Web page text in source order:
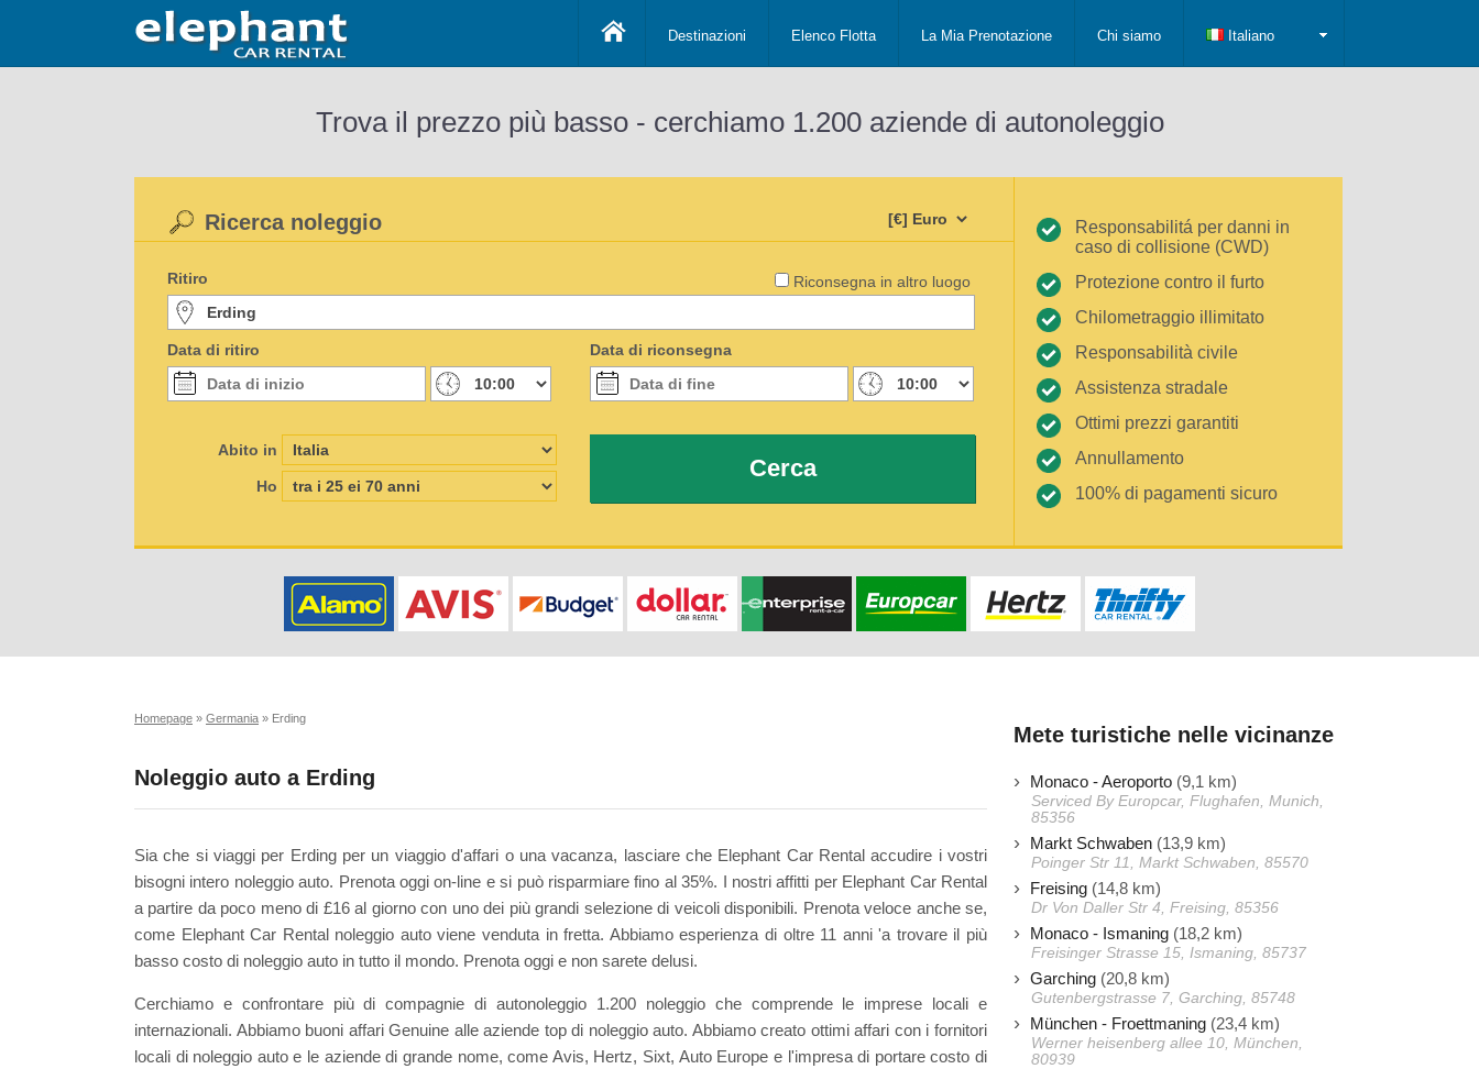
Destinazioni Elenco Flotta La Mia Prenotazione Chi siamo Italiano
Trova il prezzo più basso - cerchiamo 1.200 aziende di autonoleggio
Riconsegna in altro luogo
Ricerca noleggio
Ritiro
Data di ritiro Data di riconsegna
Abito in
Ho
Cerca
Responsabilitá per danni in
caso di collisione (CWD)
Protezione contro il furto
Chilometraggio illimitato
Responsabilità civile
Assistenza stradale
Ottimi prezzi garantiti
Annullamento
100% di pagamenti sicuro
Homepage » Germania » Erding
Noleggio auto a Erding
Sia che si viaggi per Erding per un viaggio d'affari o una vacanza, lasciare che Elephant Car Rental accudire i vostri
bisogni intero noleggio auto. Prenota oggi on-line e si può risparmiare fino al 35%. I nostri affitti per Elephant Car Rental
a partire da poco meno di £16 al giorno con uno dei più grandi selezione di veicoli disponibili. Prenota veloce anche se,
come Elephant Car Rental noleggio auto viene venduta in fretta. Abbiamo esperienza di oltre 11 anni 'a trovare il più
basso costo di noleggio auto in tutto il mondo. Prenota oggi e non sarete delusi.
Cerchiamo e confrontare più di compagnie di autonoleggio 1.200 noleggio che comprende le imprese locali e
internazionali. Abbiamo buoni affari Genuine alle aziende top di noleggio auto. Abbiamo creato ottimi affari con i fornitori
locali di noleggio auto e le aziende di grande nome, come Avis, Hertz, Sixt, Auto Europe e l'impresa di portare costo di
Mete turistiche nelle vicinanze
Monaco - Aeroporto (9,1 km)
Serviced By Europcar, Flughafen, Munich,
85356
Markt Schwaben (13,9 km)
Poinger Str 11, Markt Schwaben, 85570
Freising (14,8 km)
Dr Von Daller Str 4, Freising, 85356
Monaco - Ismaning (18,2 km)
Freisinger Strasse 15, Ismaning, 85737
Garching (20,8 km)
Gutenbergstrasse 7, Garching, 85748
München - Froettmaning (23,4 km)
Werner heisenberg allee 10, München,
80939